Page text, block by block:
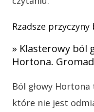
Rzadsze przyczyny
» Klasterowy ból
Hortona.
Ból głowy
które nie jest